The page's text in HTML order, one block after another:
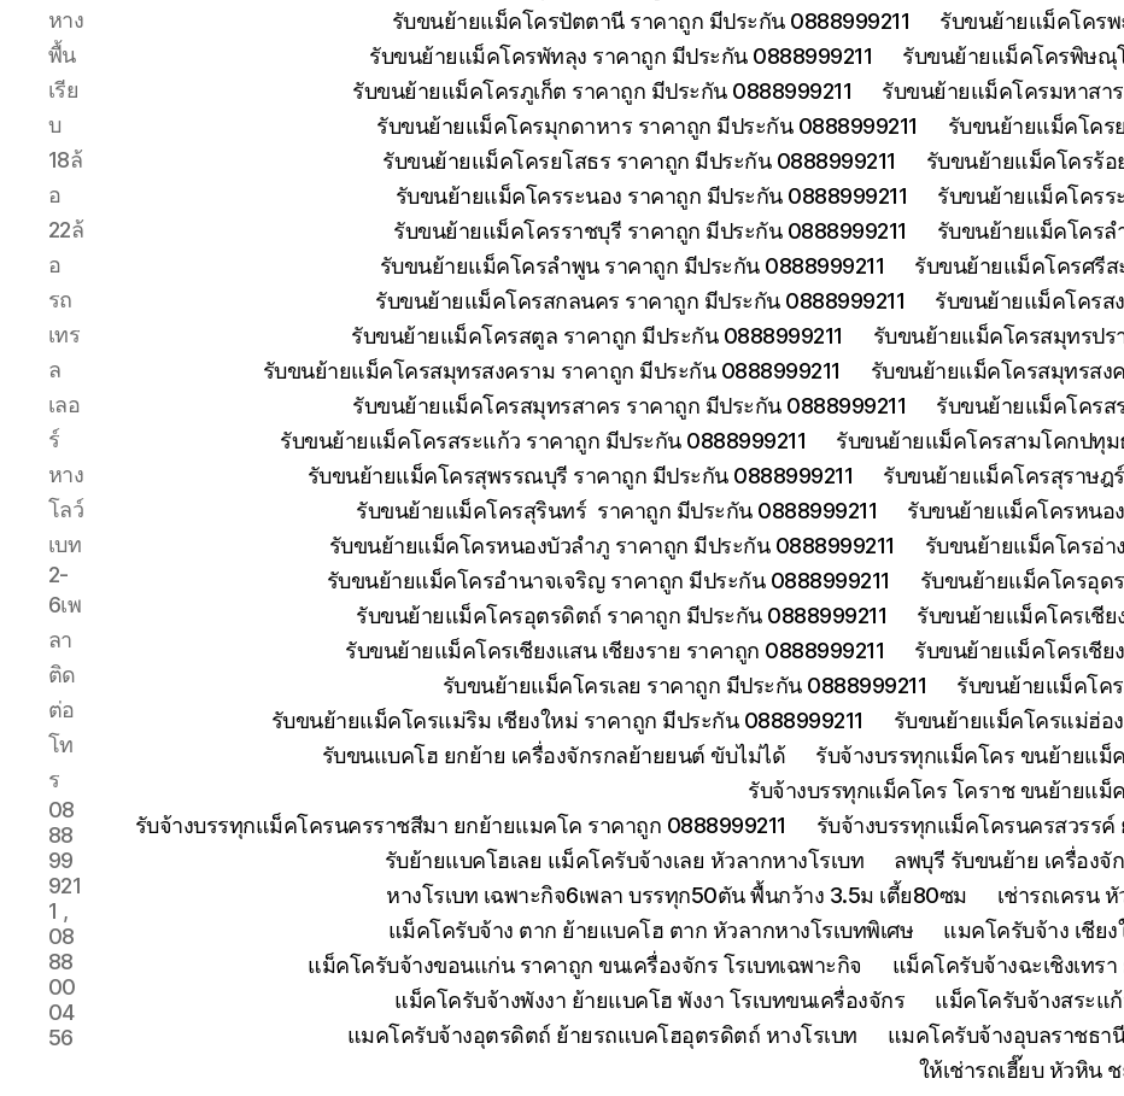
หาง
พื้น
เรีย
บ
18ล้
อ
22ล้
อ
รถ
เทร
ล
เลอ
ร์
หาง
โลว์
เบท
2-
6เพ
ลา
ติด
ต่อ
โท
ร
08
88
99
921
1 ,
08
88
00
04
56
รับขนย้ายแม็คโครปัตตานี ราคาถูก มีประกัน 0888999211
รับขนย้ายแม็คโครพ
รับขนย้ายแม็คโครพัทลุง ราคาถูก มีประกัน 0888999211
รับขนย้ายแม็คโครพิษณุ
รับขนย้ายแม็คโครภูเก็ต ราคาถูก มีประกัน 0888999211
รับขนย้ายแม็คโครมหาสา
รับขนย้ายแม็คโครมุกดาหาร ราคาถูก มีประกัน 0888999211
รับขนย้ายแม็คโคร
รับขนย้ายแม็คโครยโสธร ราคาถูก มีประกัน 0888999211
รับขนย้ายแม็คโครร้อ
รับขนย้ายแม็คโครระนอง ราคาถูก มีประกัน 0888999211
รับขนย้ายแม็คโครร
รับขนย้ายแม็คโครราชบุรี ราคาถูก มีประกัน 0888999211
รับขนย้ายแม็คโครล
รับขนย้ายแม็คโครลำพูน ราคาถูก มีประกัน 0888999211
รับขนย้ายแม็คโครศรีส
รับขนย้ายแม็คโครสกลนคร ราคาถูก มีประกัน 0888999211
รับขนย้ายแม็คโครส
รับขนย้ายแม็คโครสตูล ราคาถูก มีประกัน 0888999211
รับขนย้ายแม็คโครสมุทรปร
รับขนย้ายแม็คโครสมุทรสงคราม ราคาถูก มีประกัน 0888999211
รับขนย้ายแม็คโครสมุทรสง
รับขนย้ายแม็คโครสมุทรสาคร ราคาถูก มีประกัน 0888999211
รับขนย้ายแม็คโครส
รับขนย้ายแม็คโครสระแก้ว ราคาถูก มีประกัน 0888999211
รับขนย้ายแม็คโครสามโคกปทุม
รับขนย้ายแม็คโครสุพรรณบุรี ราคาถูก มีประกัน 0888999211
รับขนย้ายแม็คโครสุราษฎ
รับขนย้ายแม็คโครสุรินทร์ ราคาถูก มีประกัน 0888999211
รับขนย้ายแม็คโครหนอ
รับขนย้ายแม็คโครหนองบัวลำภู ราคาถูก มีประกัน 0888999211
รับขนย้ายแม็คโครอ่า
รับขนย้ายแม็คโครอำนาจเจริญ ราคาถูก มีประกัน 0888999211
รับขนย้ายแม็คโครอุด
รับขนย้ายแม็คโครอุตรดิตถ์ ราคาถูก มีประกัน 0888999211
รับขนย้ายแม็คโครเชีย
รับขนย้ายแม็คโครเชียงแสน เชียงราย ราคาถูก 0888999211
รับขนย้ายแม็คโครเชีย
รับขนย้ายแม็คโครเลย ราคาถูก มีประกัน 0888999211
รับขนย้ายแม็คโค
รับขนย้ายแม็คโครแม่ริม เชียงใหม่ ราคาถูก มีประกัน 0888999211
รับขนย้ายแม็คโครแม่ฮ่อ
รับขนแบคโฮ ยกย้าย เครื่องจักรกลย้ายยนต์ ขับไม่ได้
รับจ้างบรรทุกแม็คโคร ขนย้ายแม็
รับจ้างบรรทุกแม็คโคร โคราช ขนย้ายแม็
รับจ้างบรรทุกแม็คโครนครราชสีมา ยกย้ายแมคโค ราคาถูก 0888999211
รับจ้างบรรทุกแม็คโครนครสวรร
รับย้ายแบคโฮเลย แม็คโครับจ้างเลย หัวลากหางโรเบท
ลพบุรี รับขนย้าย เครื่อง
หางโรเบท เฉพาะกิจ6เพลา บรรทุก50ตัน พื้นกว้าง 3.5ม เตี้ย80ซม
เช่ารถเครน
แม็คโครับจ้าง ตาก ย้ายแบคโฮ ตาก หัวลากหางโรเบทพิเศษ
แมคโครับจ้าง เชีย
แม็คโครับจ้างขอนแก่น ราคาถูก ขนเครื่องจักร โรเบทเฉพาะกิจ
แม็คโครับจ้างฉะเชิงเทร
แม็คโครับจ้างพังงา ย้ายแบคโฮ พังงา โรเบทขนเครื่องจักร
แม็คโครับจ้างสระแ
แมคโครับจ้างอุตรดิตถ์ ย้ายรถแบคโฮอุตรดิตถ์ หางโรเบท
แมคโครับจ้างอุบลราชธา
ให้เช่ารถเฮี๊ยบ หัวหิน